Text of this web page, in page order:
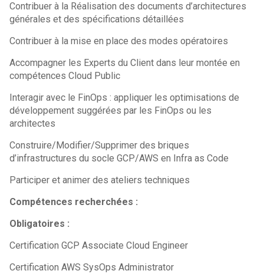
Contribuer à la Réalisation des documents d’architectures
générales et des spécifications détaillées
Contribuer à la mise en place des modes opératoires
Accompagner les Experts du Client dans leur montée en
compétences Cloud Public
Interagir avec le FinOps : appliquer les optimisations de
développement suggérées par les FinOps ou les
architectes
Construire/Modifier/Supprimer des briques
d’infrastructures du socle GCP/AWS en Infra as Code
Participer et animer des ateliers techniques
Compétences recherchées :
Obligatoires :
Certification GCP Associate Cloud Engineer
Certification AWS SysOps Administrator